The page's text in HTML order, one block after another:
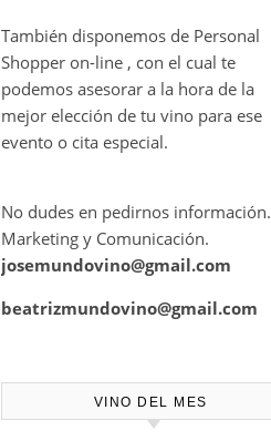
También disponemos de Personal
Shopper on-line , con el cual te
podemos asesorar a la hora de la
mejor elección de tu vino para ese
evento o cita especial.
No dudes en pedirnos información.
Marketing y Comunicación.
josemundovino@gmail.com
beatrizmundovino@gmail.com
VINO DEL MES